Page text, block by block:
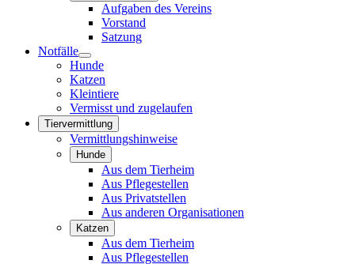
Aufgaben des Vereins
Vorstand
Satzung
Notfälle
Hunde
Katzen
Kleintiere
Vermisst und zugelaufen
Tiervermittlung
Vermittlungshinweise
Hunde
Aus dem Tierheim
Aus Pflegestellen
Aus Privatstellen
Aus anderen Organisationen
Katzen
Aus dem Tierheim
Aus Pflegestellen